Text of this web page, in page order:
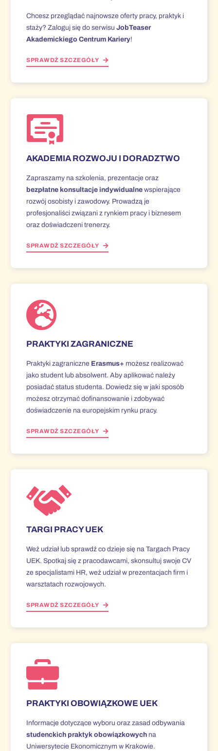
Chcesz przeglądać najnowsze oferty pracy, praktyk i
staży? Zaloguj się do serwisuJobTeaser
Akademickiego Centrum Kariery!
SPRAWDŹ SZCZEGÓŁY
AKADEMIA ROZWOJU I DORADZTWO
Zapraszamy na szkolenia, prezentacje oraz
bezpłatne konsultacje indywidualne wspierające
rozwój osobisty i zawodowy. Prowadzą je
profesjonaliści związani z rynkiem pracy i biznesem
oraz doświadczeni trenerzy.
SPRAWDŹ SZCZEGÓŁY
PRAKTYKI ZAGRANICZNE
Praktyki zagraniczne Erasmus+ możesz realizować
jako student lub absolwent. Aby aplikować należy
posiadać status studenta. Dowiedz się w jaki sposób
możesz otrzymać dofinansowanie i zdobywać
doświadczenie na europejskim rynku pracy.
SPRAWDŹ SZCZEGÓŁY
TARGI PRACY UEK
Weź udział lub sprawdź co dzieje się na Targach Pracy
UEK. Spotkaj się z pracodawcami, skonsultuj swoje CV
ze specjalistami HR, weź udział w prezentacjach firm i
warsztatach rozwojowych.
SPRAWDŹ SZCZEGÓŁY
PRAKTYKI OBOWIĄZKOWE UEK
Informacje dotyczące wyboru oraz zasad odbywania
studenckich praktyk obowiązkowych na
Uniwersytecie Ekonomicznym w Krakowie.